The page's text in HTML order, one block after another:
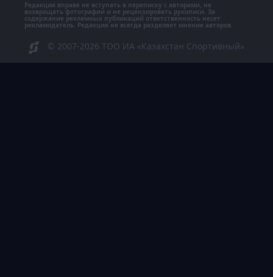
Редакция вправе не вступать в переписку с авторами, не
возвращать фотографии и не рецензировать рукописи. За
содержание рекламных публикаций ответственность несет
рекламодатель. Редакция не всегда разделяет мнение авторов.
© 2007-2026 ТОО ИА «Казахстан Спортивный»